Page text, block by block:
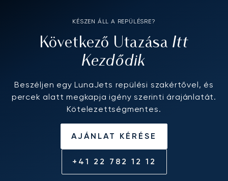
KÉSZEN ÁLL A REPÜLÉSRE?
Következő Utazása Itt
Kezdődik
Beszéljen egy LunaJets repülési szakértővel, és
percek alatt megkapja igény szerinti árajánlatát.
Kötelezettségmentes.
AJÁNLAT KÉRÉSE
+41 22 782 12 12